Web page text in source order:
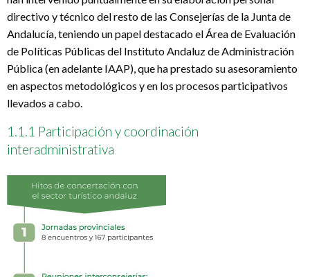
directivo y técnico del resto de las Consejerías de la Junta de
Andalucía, teniendo un papel destacado el Área de Evaluación
de Políticas Públicas del Instituto Andaluz de Administración
Pública (en adelante IAAP), que ha prestado su asesoramiento
en aspectos metodológicos y en los procesos participativos
llevados a cabo.
1.1.1 Participación y coordinación
interadministrativa